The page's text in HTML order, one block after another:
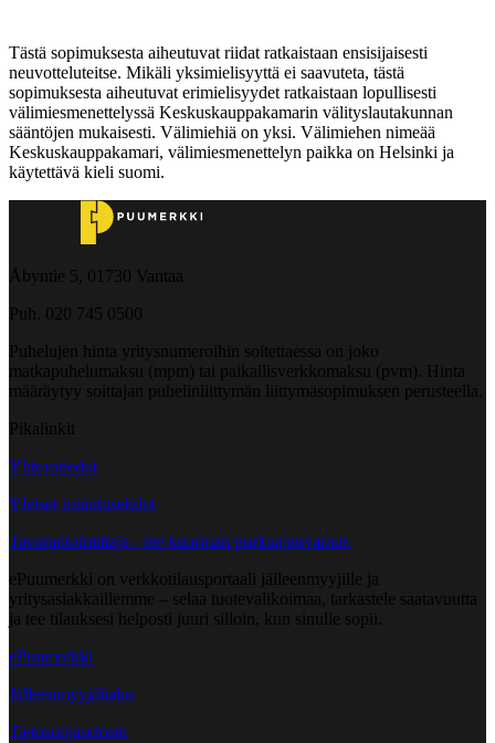
Tästä sopimuksesta aiheutuvat riidat ratkaistaan ensisijaisesti
neuvotteluteitse. Mikäli yksimielisyyttä ei saavuteta, tästä
sopimuksesta aiheutuvat erimielisyydet ratkaistaan lopullisesti
välimiesmenettelyssä Keskuskauppakamarin välityslautakunnan
sääntöjen mukaisesti. Välimiehiä on yksi. Välimiehen nimeää
Keskuskauppakamari, välimiesmenettelyn paikka on Helsinki ja
käytettävä kieli suomi.
Åbyntie 5, 01730 Vantaa
Puh. 020 745 0500
Puhelujen hinta yritysnumeroihin soitettaessa on joko
matkapuhelumaksu (mpm) tai paikallisverkkomaksu (pvm). Hinta
määräytyy soittajan puhelinliittymän liittymäsopimuksen perusteella.
Pikalinkit
Yhteystiedot
Yleiset toimitusehdot
Tavarantoimittaja - tee kuorman purkuajanvaraus
ePuumerkki on verkkotilausportaali jälleenmyyjille ja
yritysasiakkaillemme – selaa tuotevalikoimaa, tarkastele saatavuutta
ja tee tilauksesi helposti juuri silloin, kun sinulle sopii.
ePuumerkki
Jälleenmyyjähaku
Tietosuojaseloste